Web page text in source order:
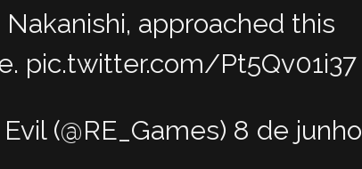
Nakanishi, approached this
pic.twitter.com/Pt5Qv01i37
(@RE_Games) 8 de junho